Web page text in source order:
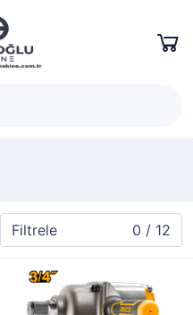
Filtrele 0 / 12